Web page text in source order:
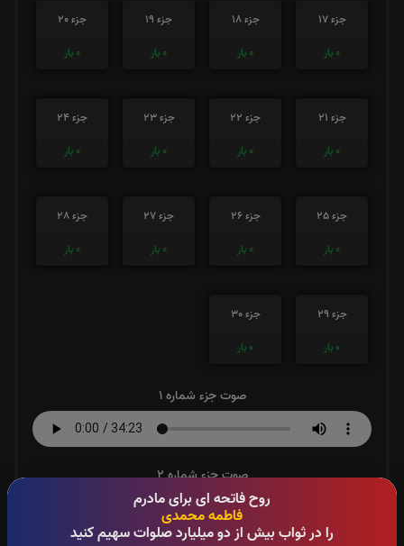
روح فاتحه ای برای مادرم
فاطمه محمدی
را در ثواب بیش از دو میلیارد صلوات سهیم کنید
جزء 17
0 بار
جزء 18
0 بار
جزء 19
0 بار
جزء 20
0 بار
جزء 21
0 بار
جزء 22
0 بار
جزء 23
0 بار
جزء 24
0 بار
جزء 25
0 بار
جزء 26
0 بار
جزء 27
0 بار
جزء 28
0 بار
جزء 29
0 بار
جزء 30
0 بار
صوت جزء شماره 1
صوت جزء شماره 2